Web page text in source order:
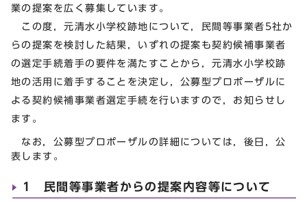
業の提案を広く募集しています。
この度，元清水小学校跡地について，民間等事業者5社か
らの提案を検討した結果，いずれの提案も契約候補事業者
の選定手続着手の要件を満たすことから，元清水小学校跡
地の活用に着手することを決定し，公募型プロポーザルに
よる契約候補事業者選定手続を行いますので，お知らせし
ます。
なお，公募型プロポーザルの詳細については，後日，公
表します。
1 民間等事業者からの提案内容等について